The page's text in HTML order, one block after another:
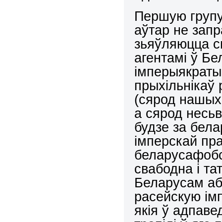
Першую
аўтар не
зьяўляюцца
агентамі ў
(сярод
а сярод
будзе за
імперскай
свабодна і
Беларусам
расейскую
якія ў